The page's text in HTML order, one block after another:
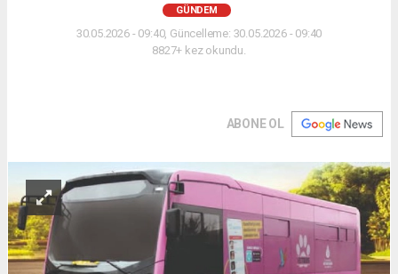
GÜNDEM
30.05.2026 - 09:40, Güncelleme: 30.05.2026 - 09:40
8827+ kez okundu.
ABONE OL